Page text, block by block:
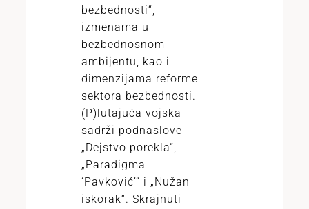
bezbednosti“,
izmenama u
bezbednosnom
ambijentu, kao i
dimenzijama reforme
sektora bezbednosti.
(P)lutajuća vojska
sadrži podnaslove
„Dejstvo porekla“,
„Paradigma
‘Pavković’“ i „Nužan
iskorak“. Skrajnuti